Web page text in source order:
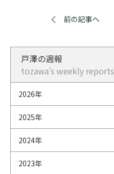
前の記事へ
戸澤の週報
tozawa's weekly reports
2026年
2025年
2024年
2023年